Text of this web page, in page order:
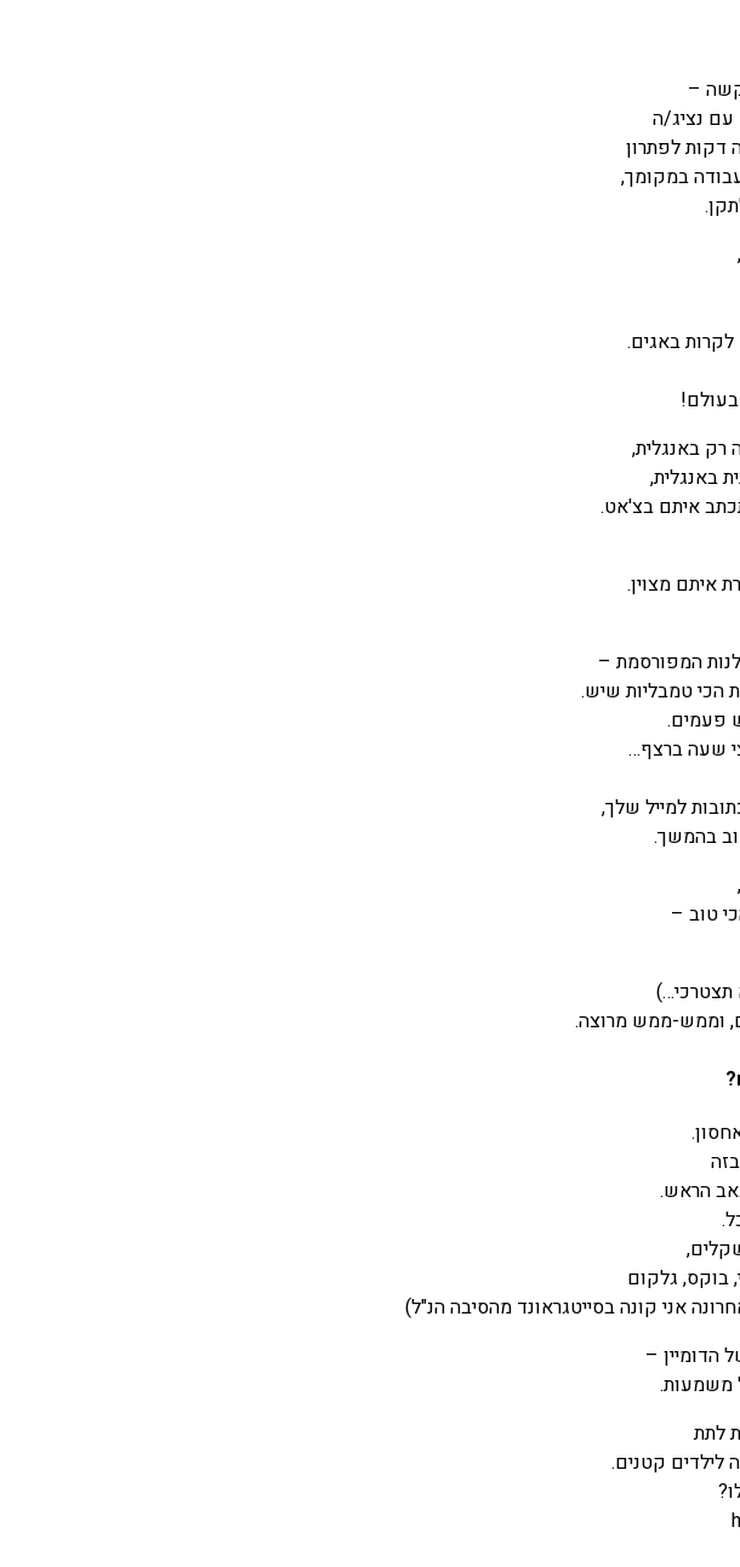
–
עם נציג/ה
לפתרון
במקומך,
לקרות באגים.
באנגלית,
איתם בצ'אט.
איתם מצוין.
המפורסמת –
הכי טמבליות שיש.
פעמים.
שעה ברצף…
למייל שלך,
בהמשך.
טוב –
תצטרכי…)
וממש-ממש מרוצה.
הראש.
בוקס, גלקום
אני קונה בסייטגראונד מהסיבה הנ"ל)
–
משמעות.
לתת
קטנים.